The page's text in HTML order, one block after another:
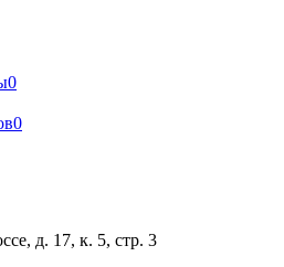
0
0
д. 17, к. 5, стр. 3